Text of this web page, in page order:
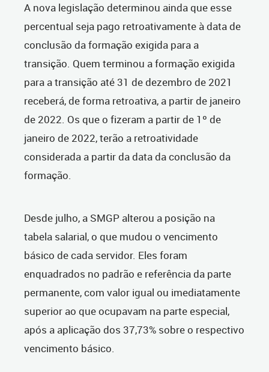
A nova legislação determinou ainda que esse
percentual seja pago retroativamente à data de
conclusão da formação exigida para a
transição. Quem terminou a formação exigida
para a transição até 31 de dezembro de 2021
receberá, de forma retroativa, a partir de janeiro
de 2022. Os que o fizeram a partir de 1º de
janeiro de 2022, terão a retroatividade
considerada a partir da data da conclusão da
formação.
Desde julho, a SMGP alterou a posição na
tabela salarial, o que mudou o vencimento
básico de cada servidor. Eles foram
enquadrados no padrão e referência da parte
permanente, com valor igual ou imediatamente
superior ao que ocupavam na parte especial,
após a aplicação dos 37,73% sobre o respectivo
vencimento básico.